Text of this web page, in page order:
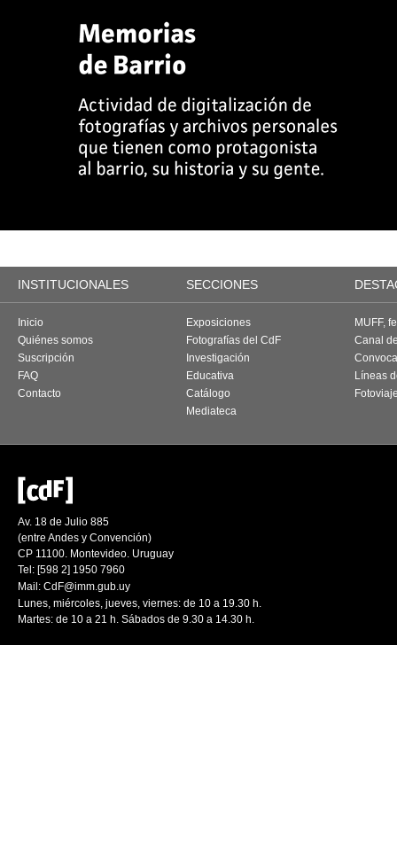
INSTITUCIONALES SECCIONES
Inicio
Quiénes somos
Suscripción
FAQ
Contacto
Exposiciones
Fotografías del CdF
Investigación
Educativa
Catálogo
Mediateca
MUFF,
Canal
Líneas
Av. 18 de Julio 885
(entre Andes y Convención)
CP 11100. Montevideo. Uruguay
Tel: [598 2] 1950 7960
Mail: CdF@imm.gub.uy
Lunes, miércoles, jueves, viernes: de 10 a 19.30 h.
Martes: de 10 a 21 h. Sábados de 9.30 a 14.30 h.